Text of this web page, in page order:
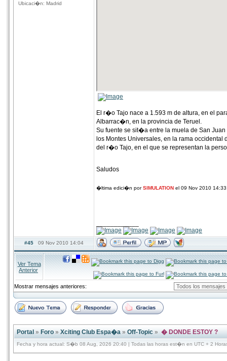
Ubicaci�n: Madrid
El r�o Tajo nace a 1.593 m de altura, en el
Albarrac�n, en la provincia de Teruel.
Su fuente se sit�a entre la muela de San
los Montes Universales, en la rama
del r�o Tajo, en el que se representan la
Saludos
�ltima edici�n porSIMULATION el 09 Nov 2010
#45 09 Nov 2010 14:04
Ver Tema
Anterior
Mostrar mensajes anteriores:
Portal » Foro » Xciting Club Espa�a » Off-Topic » � DONDE ESTOY ?
Fecha y hora actual: S�b 08 Aug, 2026 20:40 | Todas las horas est�n en UTC + 2